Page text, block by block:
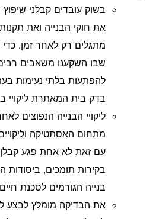
בשוק עובדים קבלני
את חוקי הבנייה ואת תקנות
מתגלים רק לאחר זמן. כדי
שבו השקענו משאבים רבים
להפתעות בלתי נעימות
בדק בית המאתרת ליקויי
ליקויי הבנייה הנפוצים
מתחום האסתטיקה
עם זאת לא אחת פגע קבלן
בקירות תומכים, ביסודות
בנייה הגורמים לסכנת
את הבדיקה מומלץ לבצע